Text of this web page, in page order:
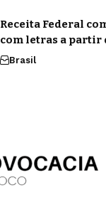
Receita Federal
com letras a partir
Brasil